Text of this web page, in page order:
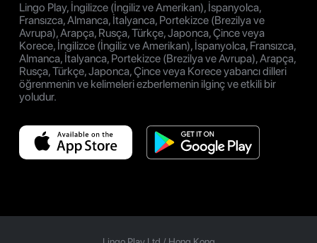
Lingo Play, İngilizce (İngiliz ve Amerikan), İspanyolca,
Fransızca, Almanca, İtalyanca, Portekizce (Brezilya ve
Avrupa), Arapça, Rusça, Türkçe, Japonca, Çince veya
Korece, İngilizce (İngiliz ve Amerikan), İspanyolca, Fransızca,
Almanca, İtalyanca, Portekizce (Brezilya ve Avrupa), Arapça,
Rusça, Türkçe, Japonca, Çince veya Korece yabancı dilleri
öğrenmenin ve kelimeleri ezberlemenin ilginç ve etkili bir
yoludur.